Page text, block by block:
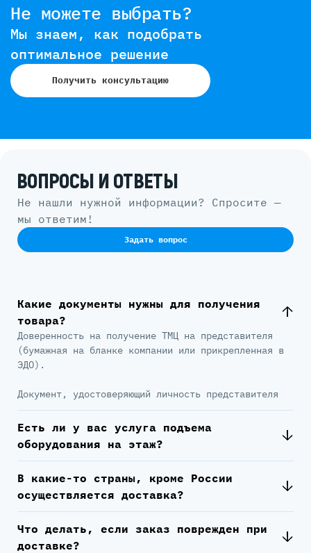
Не можете выбрать?
Мы знаем, как подобрать
оптимальное решение
Получить консультацию
ВОПРОСЫ И ОТВЕТЫ
Не нашли нужной информации? Спросите —
мы ответим!
Задать вопрос
Какие документы нужны для получения
товара?
Доверенность на получение ТМЦ на представителя
(бумажная на бланке компании или прикрепленная в
ЭДО).
Документ, удостоверяющий личность представителя
Есть ли у вас услуга подъема
оборудования на этаж?
В какие-то страны, кроме России
осуществляется доставка?
Что делать, если заказ поврежден при
доставке?